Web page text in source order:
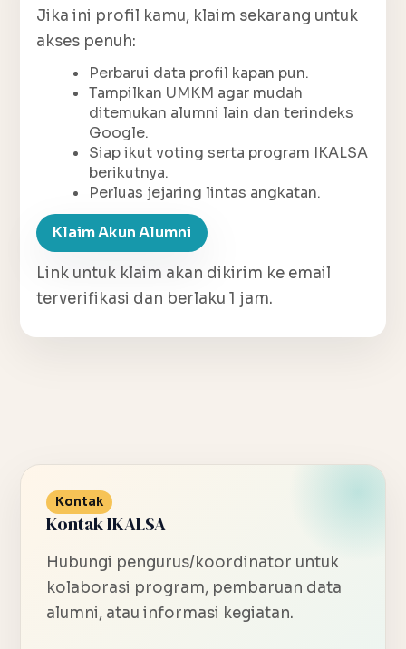
Jika ini profil kamu, klaim sekarang untuk
akses penuh:
Perbarui data profil kapan pun.
Tampilkan UMKM agar mudah
ditemukan alumni lain dan terindeks
Google.
Siap ikut voting serta program IKALSA
berikutnya.
Perluas jejaring lintas angkatan.
Klaim Akun Alumni
Link untuk klaim akan dikirim ke email
terverifikasi dan berlaku 1 jam.
Kontak
Kontak IKALSA
Hubungi pengurus/koordinator untuk
kolaborasi program, pembaruan data
alumni, atau informasi kegiatan.